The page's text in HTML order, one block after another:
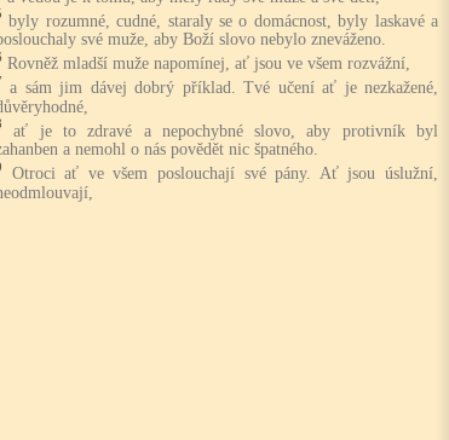
byly rozumné, cudné, staraly se o domácnost, byly laskavé a
své muže, aby Boží slovo nebylo zneváženo.
Rovněž mladší muže napomínej, ať jsou ve všem rozvážní,
a sám jim dávej dobrý příklad. Tvé učení ať je nezkažené,
ať je to zdravé a nepochybné slovo, aby protivník byl
a nemohl o nás povědět nic špatného.
Otroci ať ve všem poslouchají své pány. Ať jsou úslužní,